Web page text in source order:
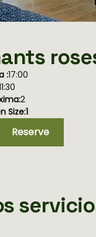
:17:00
2
Size:1
Reserve